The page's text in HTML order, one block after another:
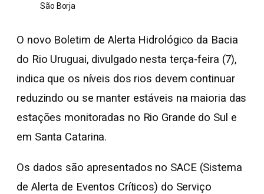
São Borja
O novo Boletim de Alerta Hidrológico da Bacia
do Rio Uruguai, divulgado nesta terça-feira (7),
indica que os níveis dos rios devem continuar
reduzindo ou se manter estáveis na maioria das
estações monitoradas no Rio Grande do Sul e
em Santa Catarina.
Os dados são apresentados no SACE (Sistema
de Alerta de Eventos Críticos) do Serviço